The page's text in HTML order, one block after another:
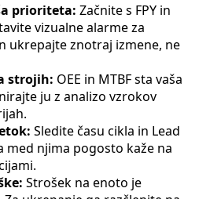
prioriteta: Začnite s FPY in
vizualne alarme za
ukrepajte znotraj izmene, ne
strojih: OEE in MTBF sta vaša
ju z analizo vzrokov
Sledite času cikla in Lead
med njima pogosto kaže na
Strošek na enoto je